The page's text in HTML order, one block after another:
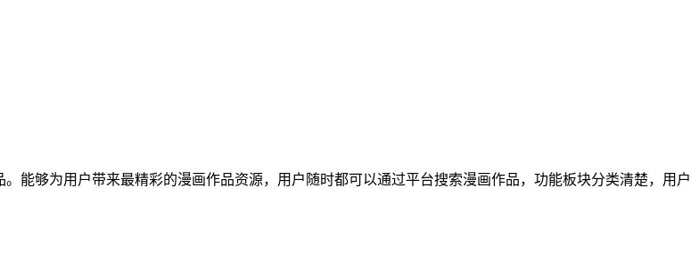
能够为用户带来最精彩的漫画作品资源，用户随时都可以通过平台搜索漫画作品，功能板块分类清楚，用户